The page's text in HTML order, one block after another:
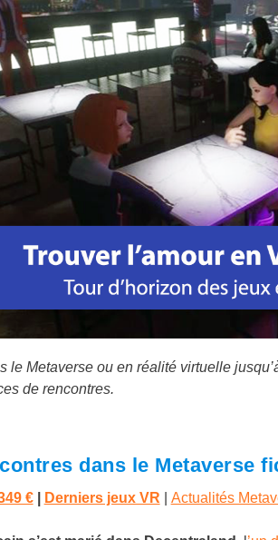
le Metaverse ou en réalité virtuelle
de rencontres.
dans le Metaverse
€| Derniers jeux VR Actualités